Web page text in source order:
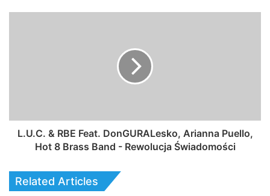
L.U.C. & RBE Feat. DonGURALesko, Arianna Puello,
Hot 8 Brass Band - Rewolucja Świadomości
Related Articles